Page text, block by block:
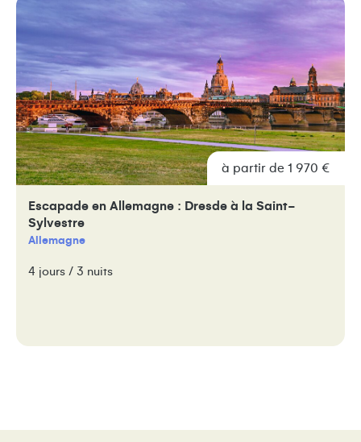
à partir de 1 970 €
Escapade en Allemagne : Dresde à la Saint-
Sylvestre
Allemagne
4 jours / 3 nuits